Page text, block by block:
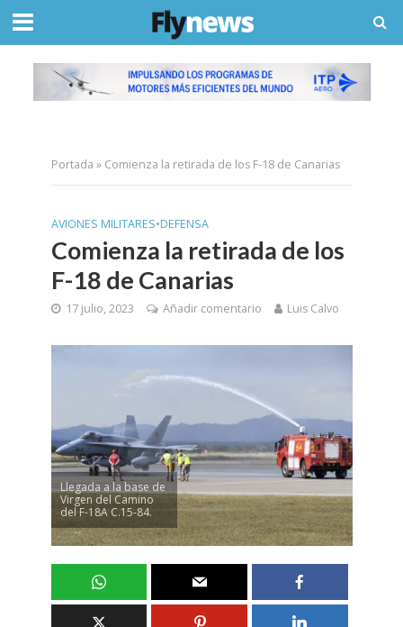
Portada » Comienza la retirada de los F-18 de Canarias
AVIONES MILITARES•DEFENSA
Comienza la retirada de los
F-18 de Canarias
17 julio, 2023 Añadir comentario Luis Calvo
Llegada a la base de
Virgen del Camino
del F-18A C.15-84.